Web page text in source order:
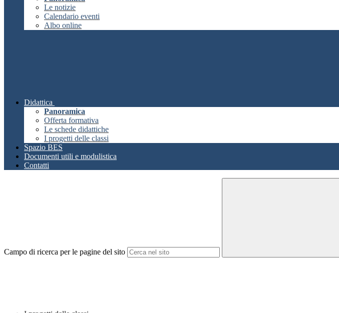
Le notizie
Calendario eventi
Albo online
Didattica
Panoramica
Offerta formativa
Le schede didattiche
I progetti delle classi
Spazio BES
Documenti utili e modulistica
Contatti
Campo di ricerca per le pagine del sito